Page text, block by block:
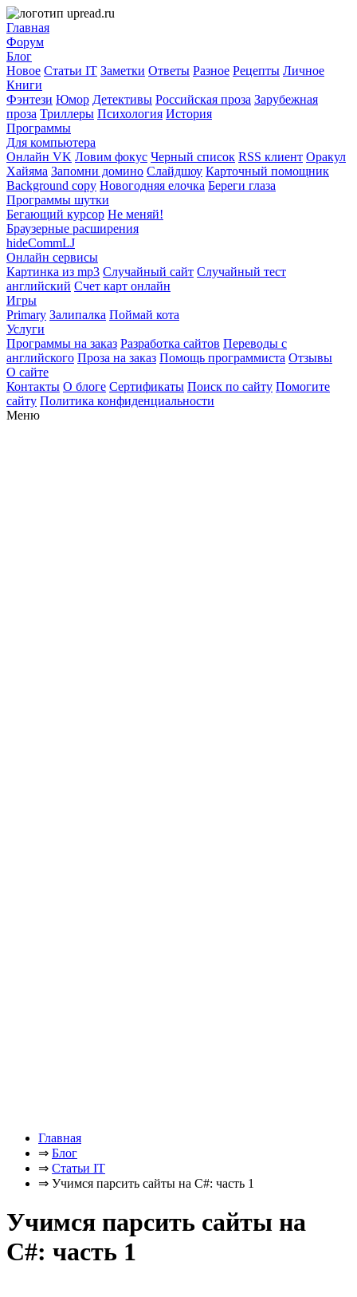
Главная
Форум
Блог
Новое Статьи IT Заметки Ответы Разное Рецепты Личное
Книги
Фэнтези Юмор Детективы Российская проза Зарубежная
проза Триллеры Психология История
Программы
Для компьютера
Онлайн VK Ловим фокус Черный список RSS клиент Оракул
Хайяма Запомни домино Слайдшоу Карточный помощник
Background copy Новогодняя елочка Береги глаза
Программы шутки
Бегающий курсор Не меняй!
Браузерные расширения
hideCommLJ
Онлайн сервисы
Картинка из mp3 Случайный сайт Случайный тест
английский Счет карт онлайн
Игры
Primary Залипалка Поймай кота
Услуги
Программы на заказ Разработка сайтов Переводы с
английского Проза на заказ Помощь программиста Отзывы
О сайте
Контакты О блоге Сертификаты Поиск по сайту Помогите
сайту Политика конфиденциальности
Меню
Главная
⇒ Блог
⇒ Статьи IT
⇒ Учимся парсить сайты на C#: часть 1
Учимся парсить сайты на
C#: часть 1